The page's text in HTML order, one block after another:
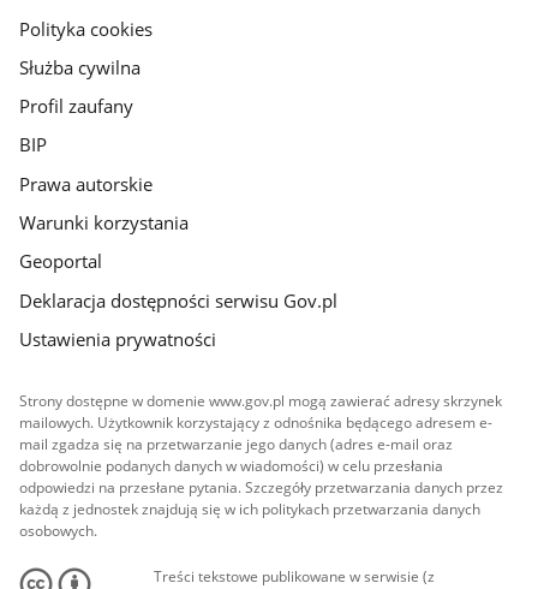
gov.pl
Polityka cookies
Służba cywilna
Profil zaufany
BIP
Prawa autorskie
Warunki korzystania
Geoportal
Deklaracja dostępności serwisu Gov.pl
Ustawienia prywatności
Strony dostępne w domenie www.gov.pl mogą zawierać adresy skrzynek
mailowych. Użytkownik korzystający z odnośnika będącego adresem e-
mail zgadza się na przetwarzanie jego danych (adres e-mail oraz
dobrowolnie podanych danych w wiadomości) w celu przesłania
odpowiedzi na przesłane pytania. Szczegóły przetwarzania danych przez
każdą z jednostek znajdują się w ich politykach przetwarzania danych
osobowych.
Treści tekstowe publikowane w serwisie (z